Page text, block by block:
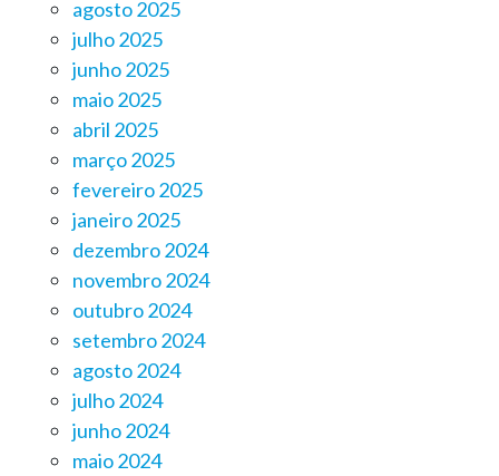
agosto 2025
julho 2025
junho 2025
maio 2025
abril 2025
março 2025
fevereiro 2025
janeiro 2025
dezembro 2024
novembro 2024
outubro 2024
setembro 2024
agosto 2024
julho 2024
junho 2024
maio 2024